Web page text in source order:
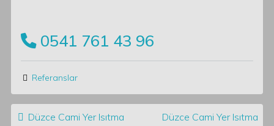
0541 761 43 96
Referanslar
Post navigation
Düzce Cami Yer Isıtma
Düzce Cami Yer Isıtma